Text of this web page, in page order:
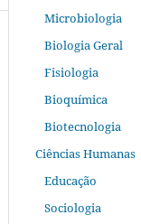
Microbiologia
Biologia Geral
Fisiologia
Bioquímica
Biotecnologia
Ciências Humanas
Educação
Sociologia